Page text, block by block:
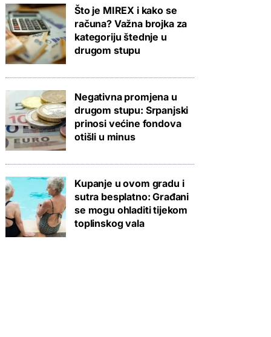
Što je MIREX i kako se
računa? Važna brojka za
kategoriju štednje u
drugom stupu
Negativna promjena u
drugom stupu: Srpanjski
prinosi većine fondova
otišli u minus
Kupanje u ovom gradu i
sutra besplatno: Građani
se mogu ohladiti tijekom
toplinskog vala